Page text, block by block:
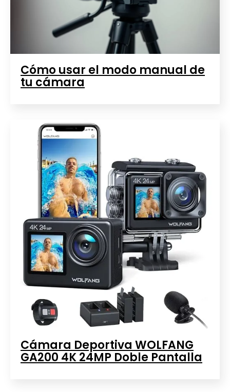
Cómo usar el modo manual de
tu cámara
Cámara Deportiva WOLFANG
GA200 4K 24MP Doble Pantalla